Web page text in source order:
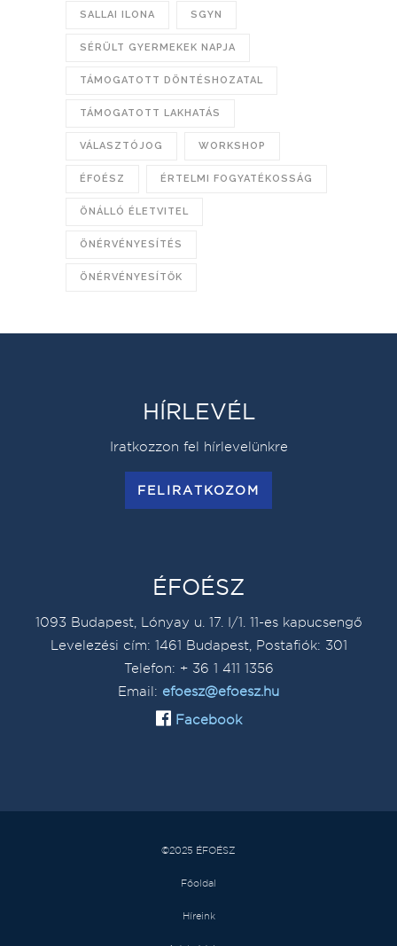
SALLAI ILONA SGYN
SÉRÜLT GYERMEKEK NAPJA
TÁMOGATOTT DÖNTÉSHOZATAL
TÁMOGATOTT LAKHATÁS
VÁLASZTÓJOG WORKSHOP
ÉFOÉSZ ÉRTELMI FOGYATÉKOSSÁG
ÖNÁLLÓ ÉLETVITEL
ÖNÉRVÉNYESÍTÉS
ÖNÉRVÉNYESÍTŐK
HÍRLEVÉL
Iratkozzon fel hírlevelünkre
FELIRATKOZOM
ÉFOÉSZ
1093 Budapest, Lónyay u. 17. I/1. 11-es kapucsengő
Levelezési cím: 1461 Budapest, Postafiók: 301
Telefon: + 36 1 411 1356
Email: efoesz@efoesz.hu
Facebook
©2025 ÉFOÉSZ
Főoldal
Híreink